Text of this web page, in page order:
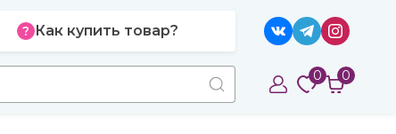
Как купить товар?
0 0